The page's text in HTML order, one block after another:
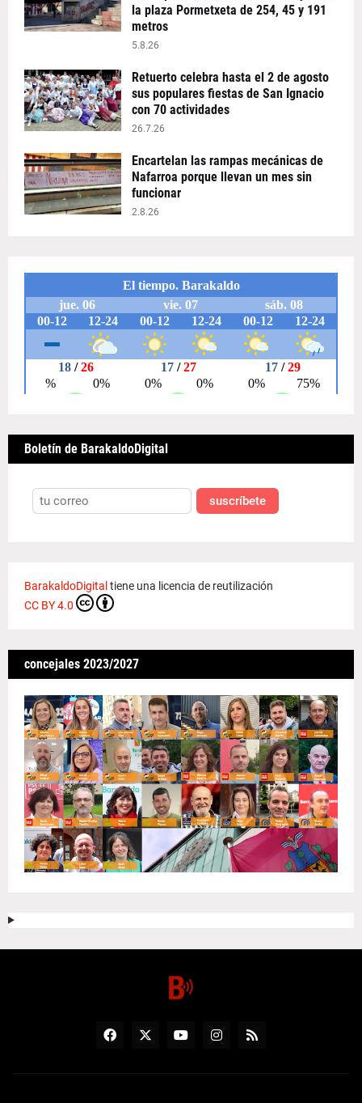
la plaza Pormetxeta de 254, 45 y 191
metros
5.8.26
Retuerto celebra hasta el 2 de agosto
sus populares fiestas de San Ignacio
con 70 actividades
26.7.26
Encartelan las rampas mecánicas de
Nafarroa porque llevan un mes sin
funcionar
2.8.26
Boletín de BarakaldoDigital
suscríbete
BarakaldoDigital tiene una licencia de reutilización
CC BY 4.0
concejales 2023/2027